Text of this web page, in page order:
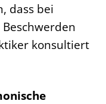
dass bei
konsultiert